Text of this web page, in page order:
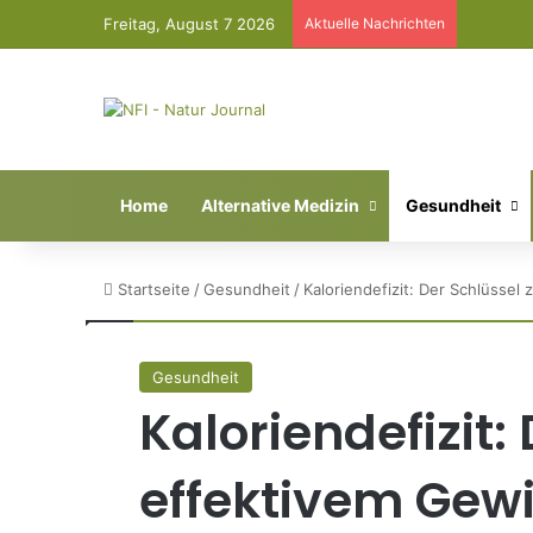
Freitag, August 7 2026 Aktuelle Nachrichten
Home Alternative Medizin Gesundheit
Startseite /Gesundheit / Kaloriendefizit: Der Schlüssel
Gesundheit
Kaloriendefizit:
effektivem